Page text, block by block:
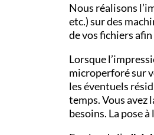
Nous réalisons
etc.) sur des
de vos fichiers
Lorsque
microperforé sur
les éventuels
temps. Vous avez
besoins. La pose